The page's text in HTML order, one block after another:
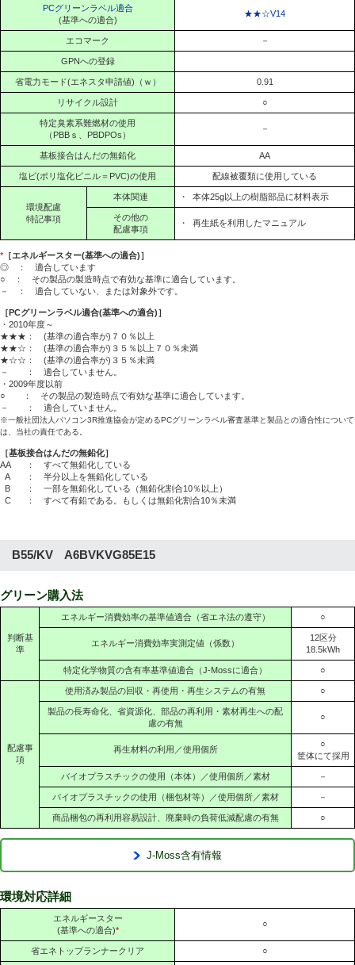
PCグリーンラベル適合
(基準への適合)
★★☆V14
エコマーク －
GPNへの登録
省電力モード(エネスタ申請値)（ｗ） 0.91
リサイクル設計 ○
特定臭素系難燃材の使用
（PBBｓ、PBDPOs）
－
基板接合はんだの無鉛化 AA
塩ビ(ポリ塩化ビニル＝PVC)の使用 配線被覆類に使用している
環境配慮
特記事項
本体関連 ・ 本体25g以上の樹脂部品に材料表示
その他の
配慮事項
・ 再生紙を利用したマニュアル
* ［エネルギースター(基準への適合)］
◎ ： 適合しています
○ ： その製品の製造時点で有効な基準に適合しています。
－ ： 適合していない、または対象外です。
［PCグリーンラベル適合(基準への適合)］
・2010年度～
★★★： (基準の適合率が)７０％以上
★★☆： (基準の適合率が)３５％以上７０％未満
★☆☆： (基準の適合率が)３５％未満
－ ： 適合していません。
・2009年度以前
○ ： その製品の製造時点で有効な基準に適合しています。
－ ： 適合していません。
※一般社団法人パソコン3R推進協会が定めるPCグリーンラベル審査基準と製品との適合性について
は、当社の責任である。
［基板接合はんだの無鉛化］
AA
： すべて無鉛化している
A
： 半分以上を無鉛化している
B
： 一部を無鉛化している（無鉛化割合10％以上）
C
： すべて有鉛である。もしくは無鉛化割合10％未満
B55/KV A6BVKVG85E15
グリーン購入法
判断基
準
エネルギー消費効率の基準値適合（省エネ法の遵守） ○
エネルギー消費効率実測定値（係数）
12区分
18.5kWh
特定化学物質の含有率基準値適合（J-Mossに適合） ○
配慮事
項
使用済み製品の回収・再使用・再生システムの有無 ○
製品の長寿命化、省資源化、部品の再利用・素材再生への配
慮の有無
○
再生材料の利用／使用個所
○
筐体にて採用
バイオプラスチックの使用（本体）／使用個所／素材 －
バイオプラスチックの使用（梱包材等）／使用個所／素材 －
商品梱包の再利用容易設計、廃棄時の負荷低減配慮の有無 ○
J-Moss含有情報
環境対応詳細
エネルギースター
(基準への適合)*
○
省エネトップランナークリア ○